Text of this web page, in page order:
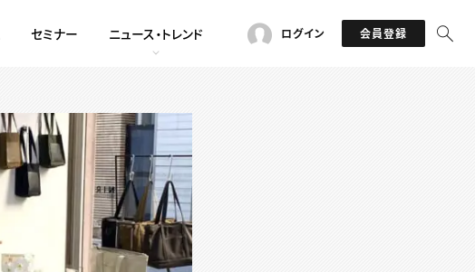
セミナー ニュース・トレンド ログイン 会員登録